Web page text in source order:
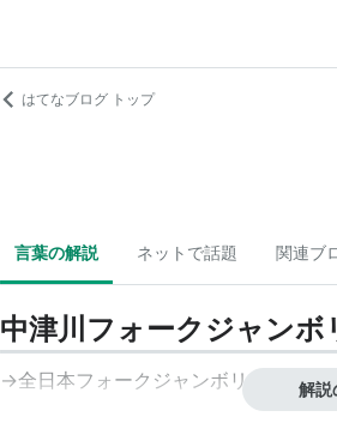
はてなブログ トップ
言葉の解説 ネットで話題 関連ブ
中津川フォークジャンボ
→全日本フォークジャンボリー 解説